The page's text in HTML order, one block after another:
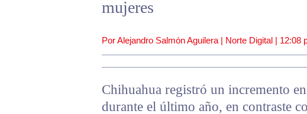
mujeres
Por Alejandro Salmón Aguilera | Norte Digital | 12:08
Chihuahua registró un incremento
durante el último año, en contraste